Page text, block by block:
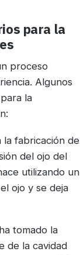
para la
proceso
Algunos
la
la fabricación de
del ojo del
utilizando un
ojo y se deja
tomado la
de la cavidad